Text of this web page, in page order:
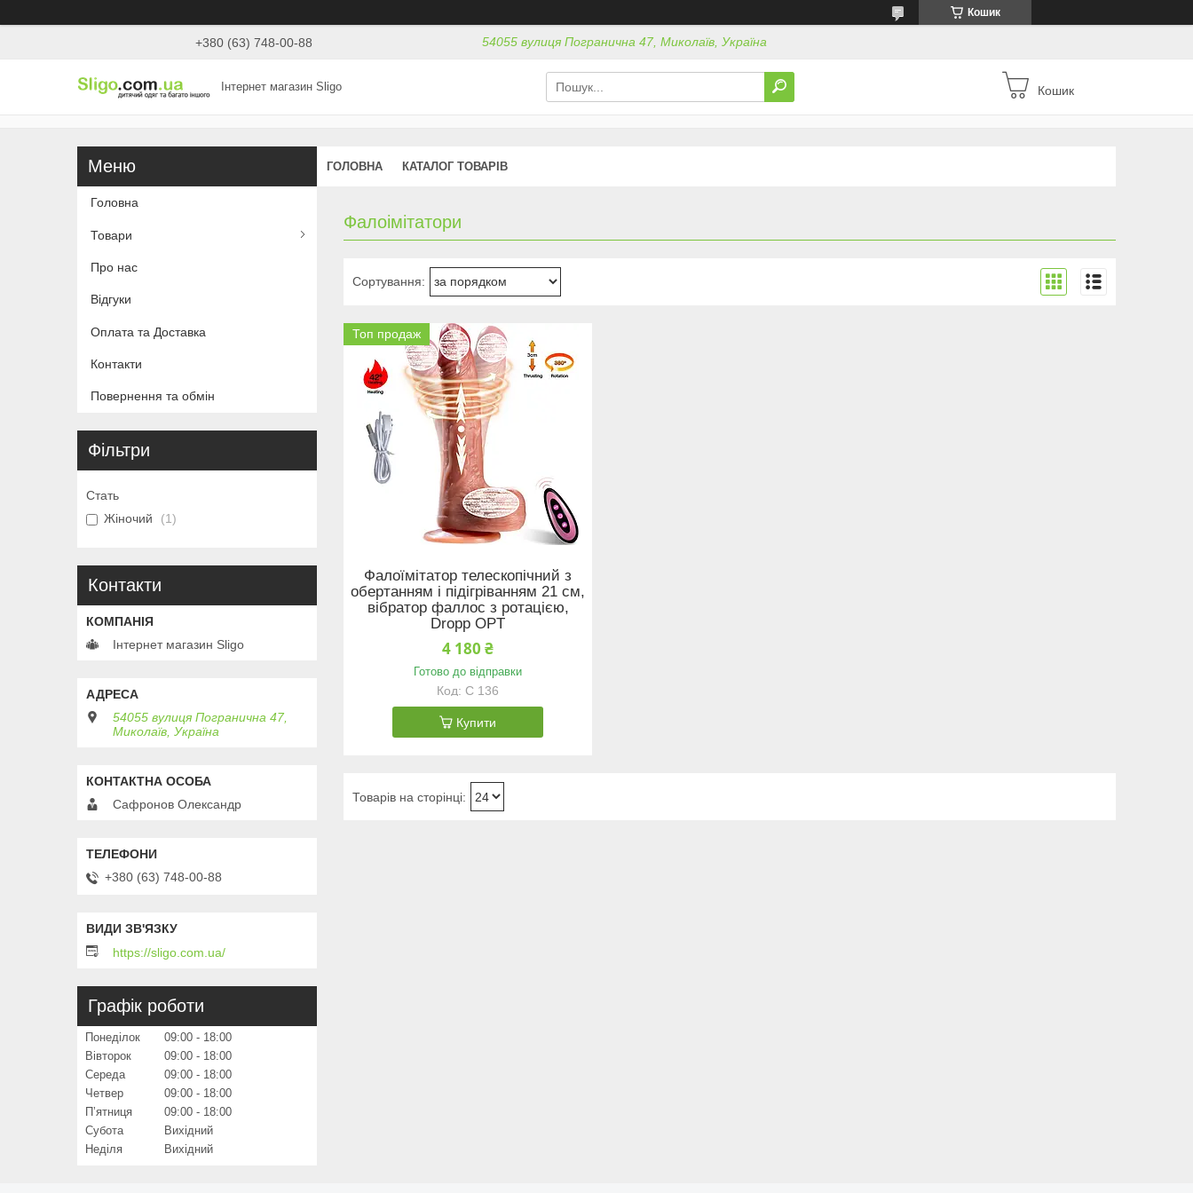
Кошик
+380 (63) 748-00-88 54055 вулиця Погранична 47, Миколаїв, Україна
Інтернет магазин Sligo Кошик
ГОЛОВНА КАТАЛОГ ТОВАРІВ
Фалоімітатори
Топ продаж
Фалоїмітатор телескопічний з
обертанням і підігріванням 21 см,
вібратор фаллос з ротацією,
Dropp OPT
4 180 ₴
Готово до відправки
С 136
Купити
Головна
Товари
Про нас
Відгуки
Оплата та Доставка
Контакти
Повернення та обмін
Фільтри
Стать
Жіночий
1
Контакти
Інтернет магазин Sligo
54055 вулиця Погранична 47,
Миколаїв, Україна
Сафронов Олександр
+380 (63) 748-00-88
https://sligo.com.ua/
Графік роботи
Понеділок 09:00
18:00
Вівторок
09:00
18:00
Середа
09:00
18:00
Четвер
09:00
18:00
Пʼятниця
09:00
18:00
Субота
Вихідний
Неділя
Вихідний